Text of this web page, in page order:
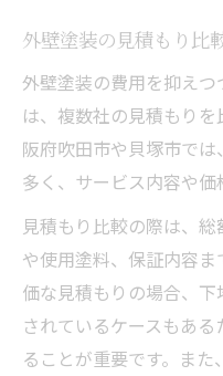
外壁塗装の見積もり比
外壁塗装の費用を抑え
は、複数社の見積もり
阪府吹田市や貝塚市で
多く、サービス内容や価
見積もり比較の際は、
や使用塗料、保証内容
価な見積もりの場合、
されているケースもあ
ることが重要です。ま